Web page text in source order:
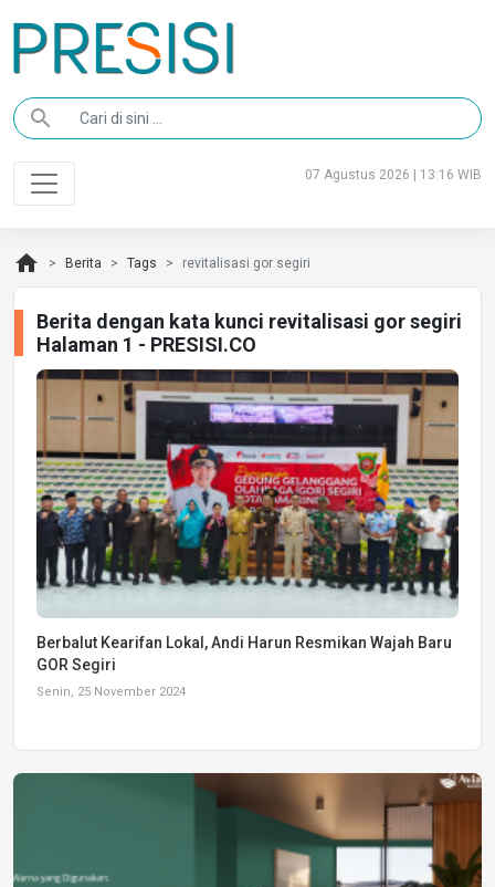
search
07 Agustus 2026 | 13:16 WIB
home Berita Tags revitalisasi gor segiri
Berita dengan kata kunci revitalisasi gor segiri
Halaman 1 - PRESISI.CO
Berbalut Kearifan Lokal, Andi Harun Resmikan Wajah Baru
GOR Segiri
Senin, 25 November 2024